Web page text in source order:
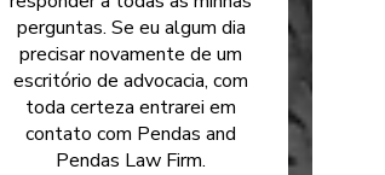
perguntas. Se eu algum dia
precisar novamente de um
escritório de advocacia, com
toda certeza entrarei em
contato com Pendas and
Pendas Law Firm.